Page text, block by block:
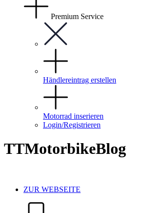
Premium Service
Händlereintrag erstellen
Motorrad inserieren
Login/Registrieren
TTMotorbikeBlog
ZUR WEBSEITE